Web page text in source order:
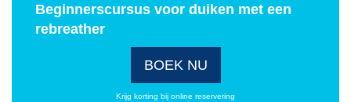
Beginnerscursus voor duiken met een
rebreather
BOEK NU
Krijg korting bij online reservering